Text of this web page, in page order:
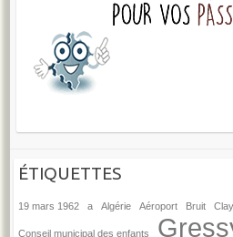
ÉTIQUETTES
19 mars 1962 a Algérie Aéroport Bruit
Conseil municipal des enfants